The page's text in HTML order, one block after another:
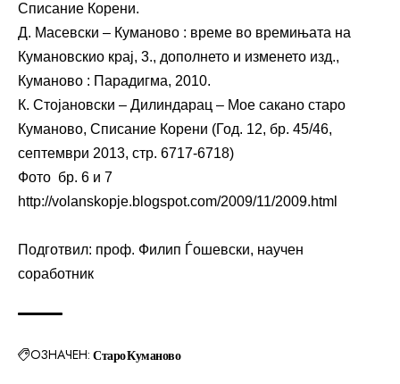
Списание Корени.
Д. Масевски – Куманово : време во времињата на
Кумановскио крај, 3., дополнето и изменето изд.,
Куманово : Парадигма, 2010.
К. Стојановски – Дилиндарац – Мое сакано старо
Куманово, Списание Корени (Год. 12, бр. 45/46,
септември 2013, стр. 6717-6718)
Фото бр. 6 и 7
http://volanskopje.blogspot.com/2009/11/2009.html
Подготвил: проф. Филип Ѓошевски, научен
соработник
ОЗНАЧЕН: Старо Куманово